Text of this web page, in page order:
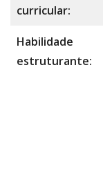
curricular:
Habilidade
estruturante: